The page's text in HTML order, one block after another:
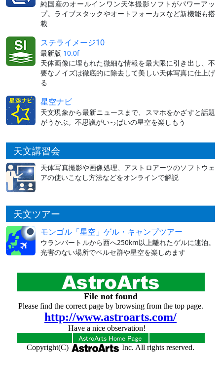
純国産のオールインワン天体撮影ソフトがパワーアッ
プ。ライブスタックやオートフォーカスなど新機能も搭
載
ステライメージ10
最新版 10.0f
天体画像に埋もれた微細な情報を最大限に引き出し、不
要なノイズは徹底的に除去して美しい天体写真に仕上げ
る
星空ナビ
天文現象から最新ニュースまで、スマホをかざすと話題
がうかぶ。不思議がいっぱいの星空を楽しもう
天文講習会
天体写真撮影や画像処理、アストロアーツのソフトウェ
アの使いこなし方法などをオンラインで解説
天文ツアー
モンゴル「星空」ゲル・キャンプツアー
ウランバートルから西へ250km以上離れたゲルに連泊。
光害のない場所でペルセ群や星空を楽しめます